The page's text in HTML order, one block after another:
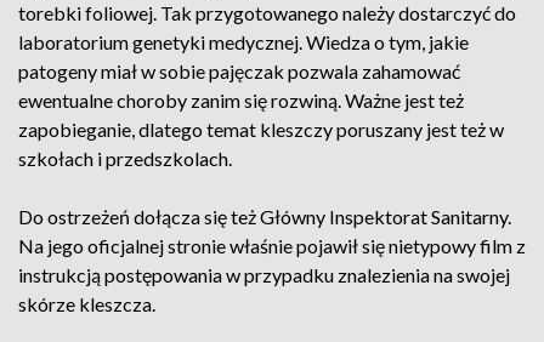
torebki foliowej. Tak przygotowanego należy dostarczyć do
laboratorium genetyki medycznej. Wiedza o tym, jakie
patogeny miał w sobie pajęczak pozwala zahamować
ewentualne choroby zanim się rozwiną. Ważne jest też
zapobieganie, dlatego temat kleszczy poruszany jest też w
szkołach i przedszkolach.
Do ostrzeżeń dołącza się też Główny Inspektorat Sanitarny.
Na jego oficjalnej stronie właśnie pojawił się nietypowy film z
instrukcją postępowania w przypadku znalezienia na swojej
skórze kleszcza.